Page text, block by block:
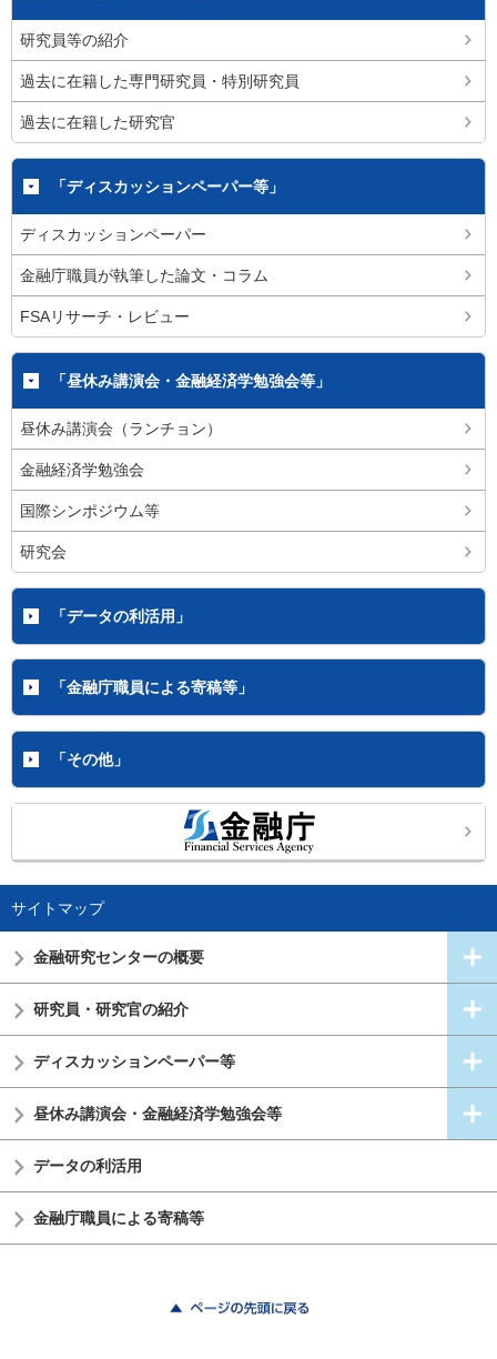
研究員等の紹介
過去に在籍した専門研究員・特別研究員
過去に在籍した研究官
「ディスカッションペーパー等」
ディスカッションペーパー
金融庁職員が執筆した論文・コラム
FSAリサーチ・レビュー
「昼休み講演会・金融経済学勉強会等」
昼休み講演会（ランチョン）
金融経済学勉強会
国際シンポジウム等
研究会
「データの利活用」
「金融庁職員による寄稿等」
「その他」
サイトマップ
金融研究センターの概要
研究員・研究官の紹介
ディスカッションペーパー等
昼休み講演会・金融経済学勉強会等
データの利活用
金融庁職員による寄稿等